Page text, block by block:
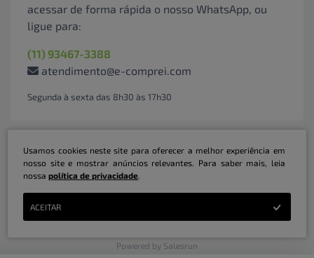
acessar de forma rápida o nosso WhatsApp, ou
ligue para:
(11) 93467-3388
atendimento@e-comprei.com
Segunda à sexta das 8h30 às 17h30
Marketplace B2B Serviços Inteligentes Ltda | CNPJ: 31.415.786/0001-31 | ©
Powered by Salesrun
Usamos cookies neste site para oferecer a melhor experiência em
nosso site e mostrar anúncios relevantes. Para saber mais, leia
nossapolítica de privacidade.
ACEITAR